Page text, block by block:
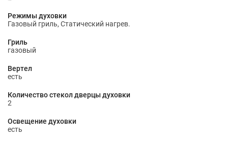
Режимы духовки
Газовый гриль, Статический нагрев.
Гриль
газовый
Вертел
есть
Количество стекол дверцы духовки
2
Освещение духовки
есть